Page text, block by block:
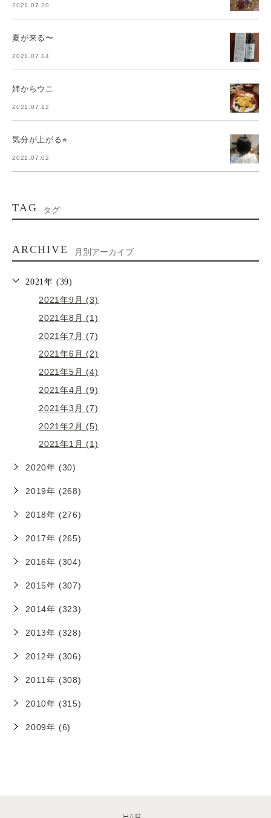
2021.07.20
夏が来る〜
2021.07.14
姉からウニ
2021.07.12
気分が上がる⭐︎
2021.07.02
TAG タグ
ARCHIVE 月別アーカイブ
2021年 (39)
2021年9月 (3)
2021年8月 (1)
2021年7月 (7)
2021年6月 (2)
2021年5月 (4)
2021年4月 (9)
2021年3月 (7)
2021年2月 (5)
2021年1月 (1)
2020年 (30)
2019年 (268)
2018年 (276)
2017年 (265)
2016年 (304)
2015年 (307)
2014年 (323)
2013年 (328)
2012年 (306)
2011年 (308)
2010年 (315)
2009年 (6)